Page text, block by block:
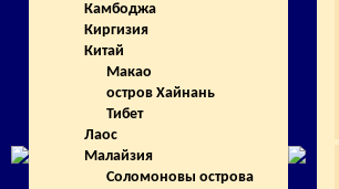
Камбоджа
Киргизия
Китай
Макао
остров Хайнань
Тибет
Лаос
Малайзия
Соломоновы острова